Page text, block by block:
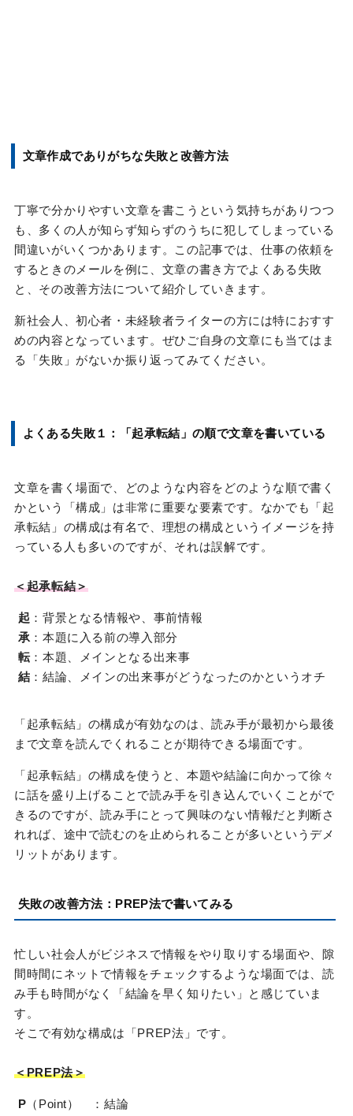
文章作成でありがちな失敗と改善方法
丁寧で分かりやすい文章を書こうという気持ちがありつつ
も、多くの人が知らず知らずのうちに犯してしまっている
間違いがいくつかあります。この記事では、仕事の依頼を
するときのメールを例に、文章の書き方でよくある失敗
と、その改善方法について紹介していきます。
新社会人、初心者・未経験者ライターの方には特におすす
めの内容となっています。ぜひご自身の文章にも当てはま
る「失敗」がないか振り返ってみてください。
よくある失敗１：「起承転結」の順で文章を書いている
文章を書く場面で、どのような内容をどのような順で書く
かという「構成」は非常に重要な要素です。なかでも「起
承転結」の構成は有名で、理想の構成というイメージを持
っている人も多いのですが、それは誤解です。
＜起承転結＞
起 ：背景となる情報や、事前情報
承 ：本題に入る前の導入部分
転：本題、メインとなる出来事
結 ：結論、メインの出来事がどうなったのかというオチ
「起承転結」の構成が有効なのは、読み手が最初から最後
まで文章を読んでくれることが期待できる場面です。
「起承転結」の構成を使うと、本題や結論に向かって徐々
に話を盛り上げることで読み手を引き込んでいくことがで
きるのですが、読み手にとって興味のない情報だと判断さ
れれば、途中で読むのを止められることが多いというデメ
リットがあります。
失敗の改善方法：PREP法で書いてみる
忙しい社会人がビジネスで情報をやり取りする場面や、隙
間時間にネットで情報をチェックするような場面では、読
み手も時間がなく「結論を早く知りたい」と感じていま
す。
そこで有効な構成は「PREP法」です。
＜PREP法＞
P （Point） ：結論